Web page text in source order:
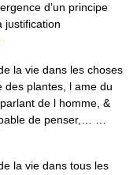
d’un principe
justification
la vie dans les choses
des plantes, l ame du
de l homme, &
de penser,… …
la vie dans tous les